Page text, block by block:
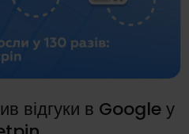
відгуки в Google у